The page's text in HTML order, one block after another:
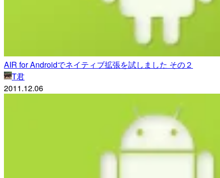
AIR for Androidでネイティブ拡張を試しました その２
T君
2011.12.06